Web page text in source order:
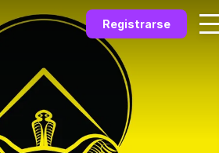
Registrarse